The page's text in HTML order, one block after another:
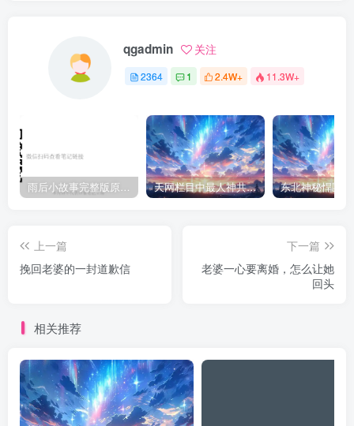
qgadmin 关注
2364 1 2.4W+ 11.3W+
雨后小故事完整版原片动态图（图+文字解说版） 天网栏目中最人神共愤的一期《消失的夫妻》
上一篇
挽回老婆的一封道歉信
下一篇
老婆一心要离婚，怎么让她
回头
相关推荐